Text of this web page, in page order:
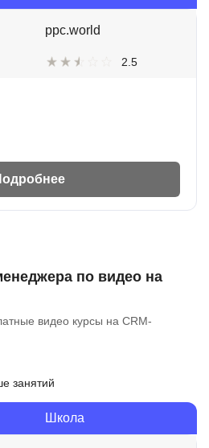
ppc.world
2.5
по видео на
видео курсы на CRM-
занятий
Школа